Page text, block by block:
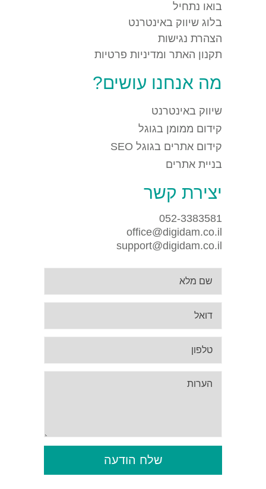
בואו נתחיל
בלוג שיווק באינטרנט
הצהרת נגישות
תקנון האתר ומדיניות פרטיות
מה אנחנו עושים?
שיווק באינטרנט
קידום ממומן בגוגל
קידום אתרים בגוגל SEO
בניית אתרים
יצירת קשר
052-3383581
office@digidam.co.il
support@digidam.co.il
שלח הודעה